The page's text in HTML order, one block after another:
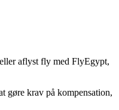
aflyst fly med FlyEgypt,
gøre krav på kompensation,